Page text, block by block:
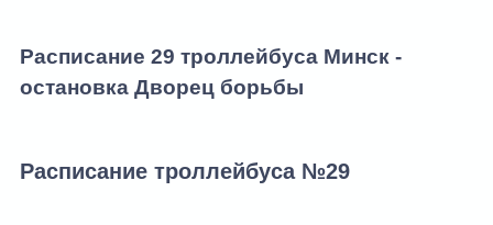
Расписание 29 троллейбуса Минск -
остановка Дворец борьбы
Расписание троллейбуса №29